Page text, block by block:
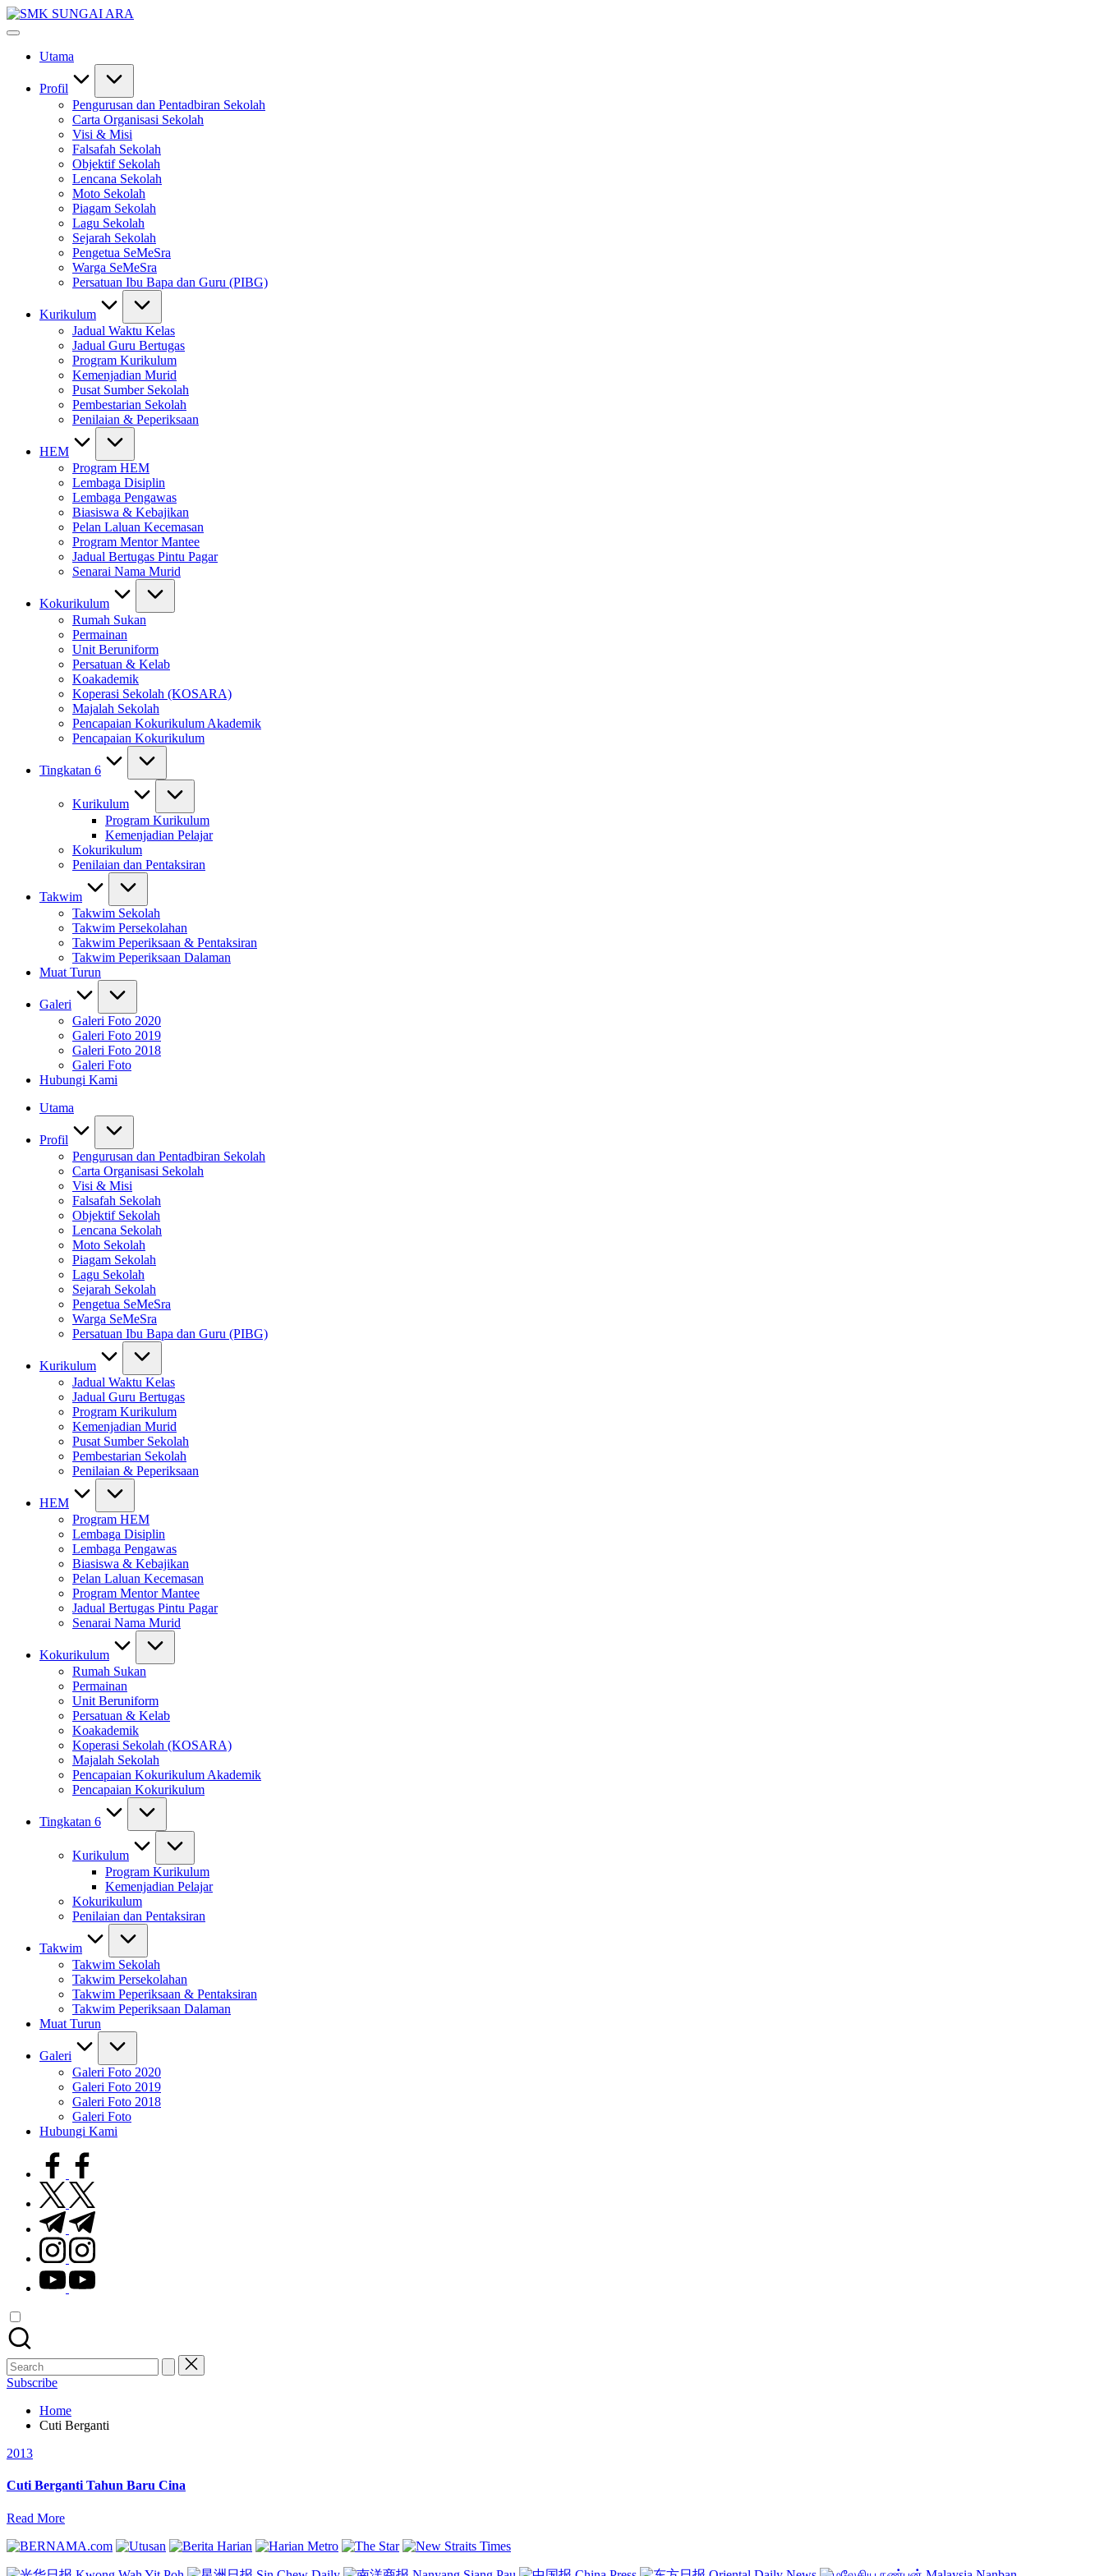
Skip
to
#KetekunanNadiKecemerlangan
#SeMeSradiHati
Utama
Profil
Pengurusan dan Pentadbiran Sekolah
Carta Organisasi Sekolah
Visi & Misi
Falsafah Sekolah
Objektif Sekolah
Lencana Sekolah
Moto Sekolah
Piagam Sekolah
Lagu Sekolah
Sejarah Sekolah
Pengetua SeMeSra
Warga SeMeSra
Persatuan Ibu Bapa dan Guru (PIBG)
Kurikulum
Jadual Waktu Kelas
Jadual Guru Bertugas
Program Kurikulum
Kemenjadian Murid
Pusat Sumber Sekolah
Pembestarian Sekolah
Penilaian & Peperiksaan
HEM
Program HEM
Lembaga Disiplin
Lembaga Pengawas
Biasiswa & Kebajikan
Pelan Laluan Kecemasan
Program Mentor Mantee
Jadual Bertugas Pintu Pagar
Senarai Nama Murid
Kokurikulum
Rumah Sukan
Permainan
Unit Beruniform
Persatuan & Kelab
Koakademik
Koperasi Sekolah (KOSARA)
Majalah Sekolah
Pencapaian Kokurikulum Akademik
Pencapaian Kokurikulum
Tingkatan 6
Kurikulum
Program Kurikulum
Kemenjadian Pelajar
Kokurikulum
Penilaian dan Pentaksiran
Takwim
Takwim Sekolah
Takwim Persekolahan
Takwim Peperiksaan & Pentaksiran
Takwim Peperiksaan Dalaman
Muat Turun
Galeri
Galeri Foto 2020
Galeri Foto 2019
Galeri Foto 2018
Galeri Foto
Hubungi Kami
Utama
Profil
Pengurusan dan Pentadbiran Sekolah
Carta Organisasi Sekolah
Visi & Misi
Falsafah Sekolah
Objektif Sekolah
Lencana Sekolah
Moto Sekolah
Piagam Sekolah
Lagu Sekolah
Sejarah Sekolah
Pengetua SeMeSra
Warga SeMeSra
Persatuan Ibu Bapa dan Guru (PIBG)
Kurikulum
Jadual Waktu Kelas
Jadual Guru Bertugas
Program Kurikulum
Kemenjadian Murid
Pusat Sumber Sekolah
Pembestarian Sekolah
Penilaian & Peperiksaan
HEM
Program HEM
Lembaga Disiplin
Lembaga Pengawas
Biasiswa & Kebajikan
Pelan Laluan Kecemasan
Program Mentor Mantee
Jadual Bertugas Pintu Pagar
Senarai Nama Murid
Kokurikulum
Rumah Sukan
Permainan
Unit Beruniform
Persatuan & Kelab
Koakademik
Koperasi Sekolah (KOSARA)
Majalah Sekolah
Pencapaian Kokurikulum Akademik
Pencapaian Kokurikulum
Tingkatan 6
Kurikulum
Program Kurikulum
Kemenjadian Pelajar
Kokurikulum
Penilaian dan Pentaksiran
Takwim
Takwim Sekolah
Takwim Persekolahan
Takwim Peperiksaan & Pentaksiran
Takwim Peperiksaan Dalaman
Muat Turun
Galeri
Galeri Foto 2020
Galeri Foto 2019
Galeri Foto 2018
Galeri Foto
Hubungi Kami
facebook.com
twitter.com
t.me
instagram.com
youtube.com
Search
for:
Subscribe
Home
Cuti Berganti
Posted
2013
Cuti Berganti Tahun Baru Cina
Read More